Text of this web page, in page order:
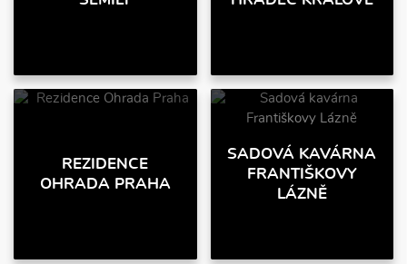
REZIDENCE
OHRADA PRAHA
SADOVÁ KAVÁRNA
FRANTIŠKOVY
LÁZNĚ